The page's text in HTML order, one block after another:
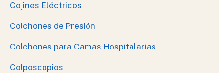
Cojines Eléctricos
Colchones de Presión
Colchones para Camas Hospitalarias
Colposcopios